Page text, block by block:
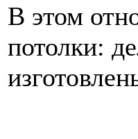
В этом
потолки: